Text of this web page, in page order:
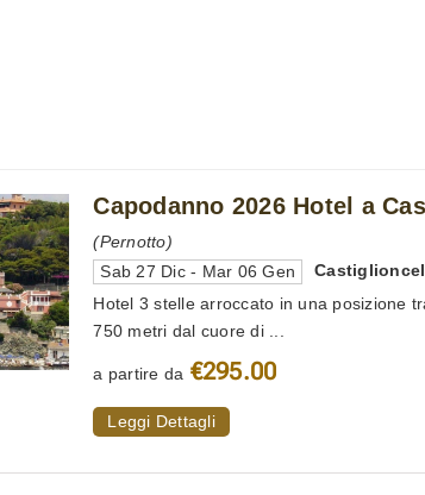
Capodanno 2026 Hotel a
(Pernotto)
Sab 27 Dic - Mar 06 Gen
Hotel 3 stelle arroccato in una posizione
750 metri dal cuore di ...
a partire da €295.00
Leggi Dettagli